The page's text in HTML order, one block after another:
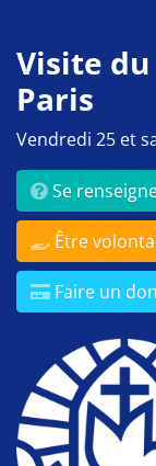
Visite du
Paris
Vendredi 25 et
Se
Être
Faire un don